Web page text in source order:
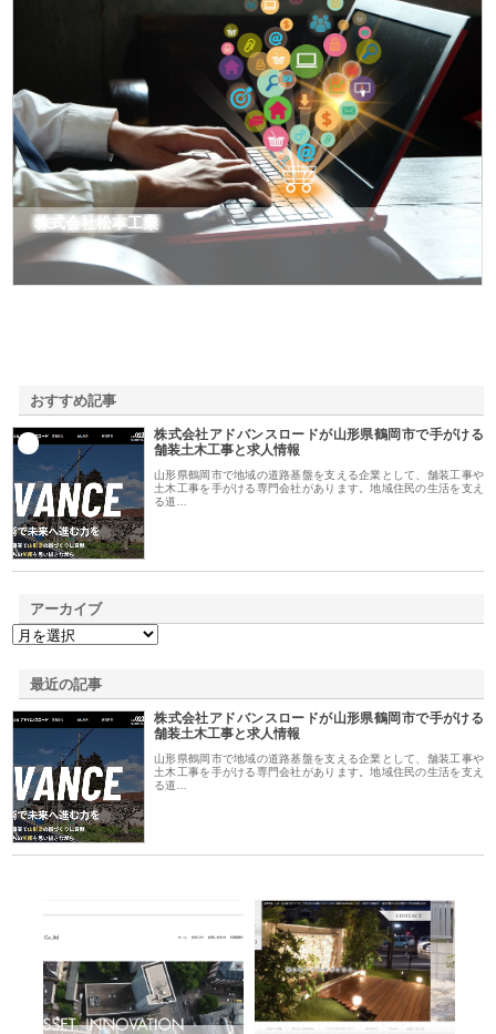
株式会社松本工業
おすすめ記事
株式会社アドバンスロードが山形県鶴岡市で手がける
舗装土木工事と求人情報
山形県鶴岡市で地域の道路基盤を支える企業として、舗装工事や
土木工事を手がける専門会社があります。地域住民の生活を支え
る道…
アーカイブ
最近の記事
株式会社アドバンスロードが山形県鶴岡市で手がける
舗装土木工事と求人情報
山形県鶴岡市で地域の道路基盤を支える企業として、舗装工事や
土木工事を手がける専門会社があります。地域住民の生活を支え
る道…